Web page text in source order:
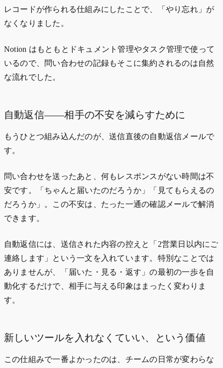
レコードが作られる仕組みにしたことで、「やり忘れ」が
なくなりました。
Notion はもともとドキュメント管理やタスク管理で使って
いるので、問い合わせの記録もそこに集約されるのは自然
な流れでした。
自動返信——相手の不安を減らすために
もうひとつ組み込んだのが、送信直後の自動返信メールで
す。
問い合わせを送ったあと、何もレスポンスがない時間は不
安です。「ちゃんと届いたのだろうか」「見てもらえるの
だろうか」。この不安は、たった一通の確認メールで解消
できます。
自動返信には、送信された内容の控えと「2営業日以内にご
連絡します」という一文を入れています。特別なことでは
ありませんが、「届いた・見る・返す」の最初の一歩を自
動化するだけで、相手に与える印象はまったく変わりま
す。
新しいツールを入れなくていい、という価値
この仕組みで一番よかったのは、チームの日常が変わらな